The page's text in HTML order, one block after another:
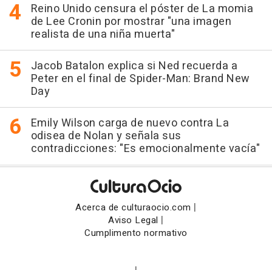
Reino Unido censura el póster de La momia
de Lee Cronin por mostrar "una imagen
realista de una niña muerta"
Jacob Batalon explica si Ned recuerda a
Peter en el final de Spider-Man: Brand New
Day
Emily Wilson carga de nuevo contra La
odisea de Nolan y señala sus
contradicciones: "Es emocionalmente vacía"
Acerca de culturaocio.com |
Aviso Legal |
Cumplimento normativo